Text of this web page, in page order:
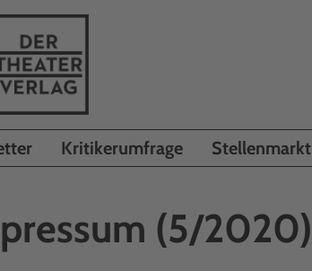
Kritikerumfrage Stellenmarkt
(5/2020)